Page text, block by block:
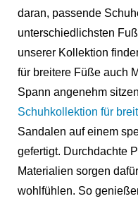
daran, passende
unterschiedlichsten
unserer Kollektion
für breitere Füße auch
Spann angenehm
Schuhkollektion für
Sandalen auf einem
gefertigt. Durchdachte
Materialien sorgen
wohlfühlen. So